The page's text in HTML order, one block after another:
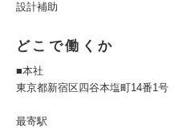
設計補助
どこで働くか
■本社
東京都新宿区四谷本塩町14番1号
最寄駅